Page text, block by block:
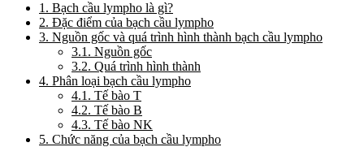
1. Bạch cầu lympho là gì?
2. Đặc điểm của bạch cầu lympho
3. Nguồn gốc và quá trình hình thành bạch cầu lympho
3.1. Nguồn gốc
3.2. Quá trình hình thành
4. Phân loại bạch cầu lympho
4.1. Tế bào T
4.2. Tế bào B
4.3. Tế bào NK
5. Chức năng của bạch cầu lympho